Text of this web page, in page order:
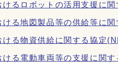
けるロボットの活用支援に
ける地図製品等の供給等に
ける物資供給に関する協定
ける電動車両等の支援に関